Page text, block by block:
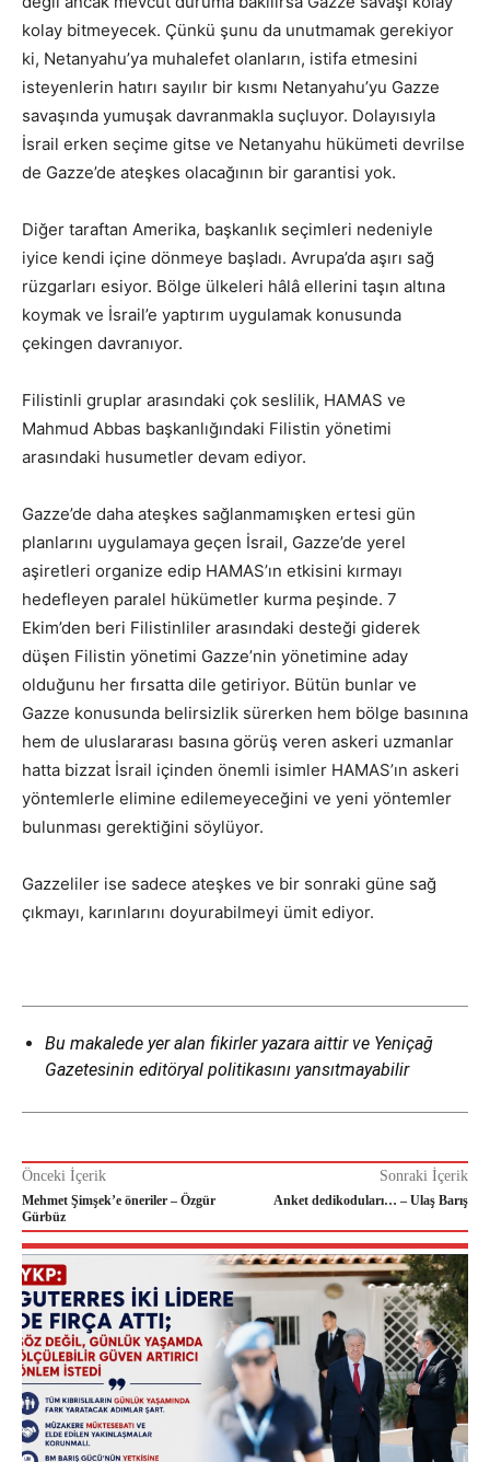
kolay bitmeyecek. Çünkü şunu da unutmamak gerekiyor
ki, Netanyahu’ya muhalefet olanların, istifa etmesini
isteyenlerin hatırı sayılır bir kısmı Netanyahu’yu Gazze
savaşında yumuşak davranmakla suçluyor. Dolayısıyla
İsrail erken seçime gitse ve Netanyahu hükümeti devrilse
de Gazze’de ateşkes olacağının bir garantisi yok.
Diğer taraftan Amerika, başkanlık seçimleri nedeniyle
iyice kendi içine dönmeye başladı. Avrupa’da aşırı sağ
rüzgarları esiyor. Bölge ülkeleri hâlâ ellerini taşın altına
koymak ve İsrail’e yaptırım uygulamak konusunda
çekingen davranıyor.
Filistinli gruplar arasındaki çok seslilik, HAMAS ve
Mahmud Abbas başkanlığındaki Filistin yönetimi
arasındaki husumetler devam ediyor.
Gazze’de daha ateşkes sağlanmamışken ertesi gün
planlarını uygulamaya geçen İsrail, Gazze’de yerel
aşiretleri organize edip HAMAS’ın etkisini kırmayı
hedefleyen paralel hükümetler kurma peşinde. 7
Ekim’den beri Filistinliler arasındaki desteği giderek
düşen Filistin yönetimi Gazze’nin yönetimine aday
olduğunu her fırsatta dile getiriyor. Bütün bunlar ve
Gazze konusunda belirsizlik sürerken hem bölge basınına
hem de uluslararası basına görüş veren askeri uzmanlar
hatta bizzat İsrail içinden önemli isimler HAMAS’ın askeri
yöntemlerle elimine edilemeyeceğini ve yeni yöntemler
bulunması gerektiğini söylüyor.
Gazzeliler ise sadece ateşkes ve bir sonraki güne sağ
çıkmayı, karınlarını doyurabilmeyi ümit ediyor.
Bu makalede yer alan fikirler yazara aittir ve Yeniçağ
Gazetesinin editöryal politikasını yansıtmayabilir
Önceki İçerik
Mehmet Şimşek’e öneriler – Özgür
Gürbüz
Sonraki İçerik
Anket dedikoduları… – Ulaş Barış